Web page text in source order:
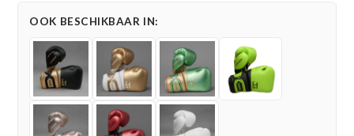
Lace-
Blauw
OOK BESCHIKBAAR IN: